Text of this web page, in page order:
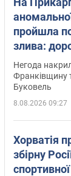
пройшла
злива:
річки.
Негода
Франківщину
Буковель
8.08.2026 09:27
Хорватія
збірну